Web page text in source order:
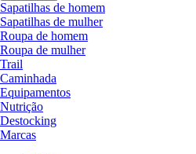
Sapatilhas de homem
Sapatilhas de mulher
Roupa de homem
Roupa de mulher
Trail
Caminhada
Equipamentos
Nutrição
Destocking
Marcas